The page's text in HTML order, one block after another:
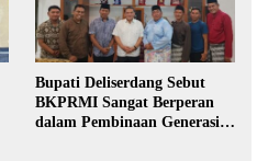
Bupati Deliserdang Sebut
BKPRMI Sangat Berperan
dalam Pembinaan Generasi